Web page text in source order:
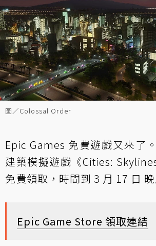
圖／Colossal Order
Epic Games 免費遊戲又來了
建築模擬遊戲《Cities:
免費領取，時間到 3 月 17 日
Epic Game Store 領取連結